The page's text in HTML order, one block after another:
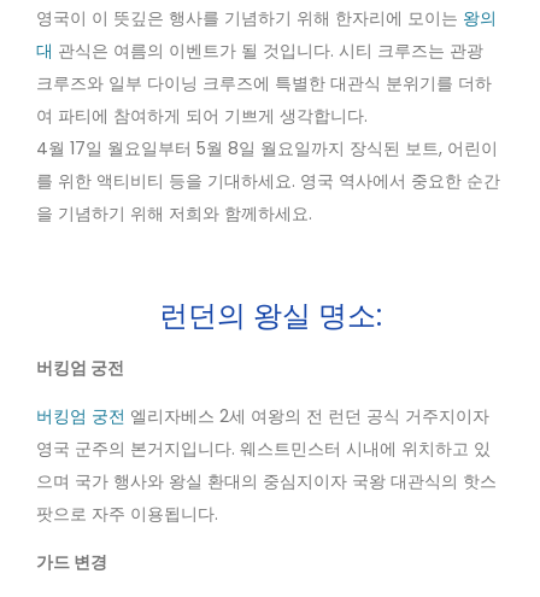
영국이 이 뜻깊은 행사를 기념하기 위해 한자리에 모이는 왕의
대 관식은 여름의 이벤트가 될 것입니다. 시티 크루즈는 관광
크루즈와 일부 다이닝 크루즈에 특별한 대관식 분위기를 더하
여 파티에 참여하게 되어 기쁘게 생각합니다.
4월 17일 월요일부터 5월 8일 월요일까지 장식된 보트, 어린이
를 위한 액티비티 등을 기대하세요. 영국 역사에서 중요한 순간
을 기념하기 위해 저희와 함께하세요.
런던의 왕실 명소:
버킹엄 궁전
버킹엄 궁전 엘리자베스 2세 여왕의 전 런던 공식 거주지이자
영국 군주의 본거지입니다. 웨스트민스터 시내에 위치하고 있
으며 국가 행사와 왕실 환대의 중심지이자 국왕 대관식의 핫스
팟으로 자주 이용됩니다.
가드 변경